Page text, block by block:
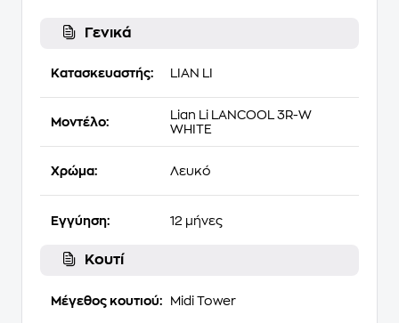
Γενικά
Κατασκευαστής: LIAN LI
Μοντέλο:
Lian Li LANCOOL 3R-W
WHITE
Χρώμα: Λευκό
Εγγύηση: 12 μήνες
Κουτί
Μέγεθος κουτιού: Midi Tower